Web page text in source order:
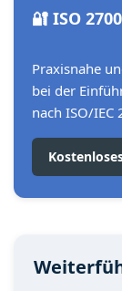
🔐 ISO
Praxisnahe
bei der
nach ISO/IEC